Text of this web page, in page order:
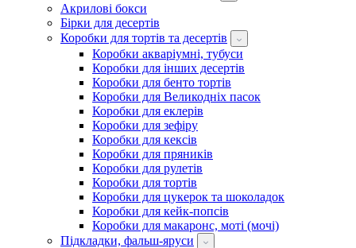
Акрилові бокси
Бірки для десертів
Коробки для тортів та десертів
Коробки акваріумні, тубуси
Коробки для інших десертів
Коробки для бенто тортів
Коробки для Великодніх пасок
Коробки для еклерів
Коробки для зефіру
Коробки для кексів
Коробки для пряників
Коробки для рулетів
Коробки для тортів
Коробки для цукерок та шоколадок
Коробки для кейк-попсів
Коробки для макаронс, моті (мочі)
Підкладки, фальш-яруси